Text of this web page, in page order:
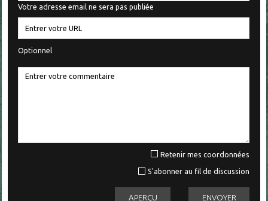
Votre adresse email ne sera pas publiée
Optionnel
Retenir mes coordonnées
S'abonner au fil de discussion